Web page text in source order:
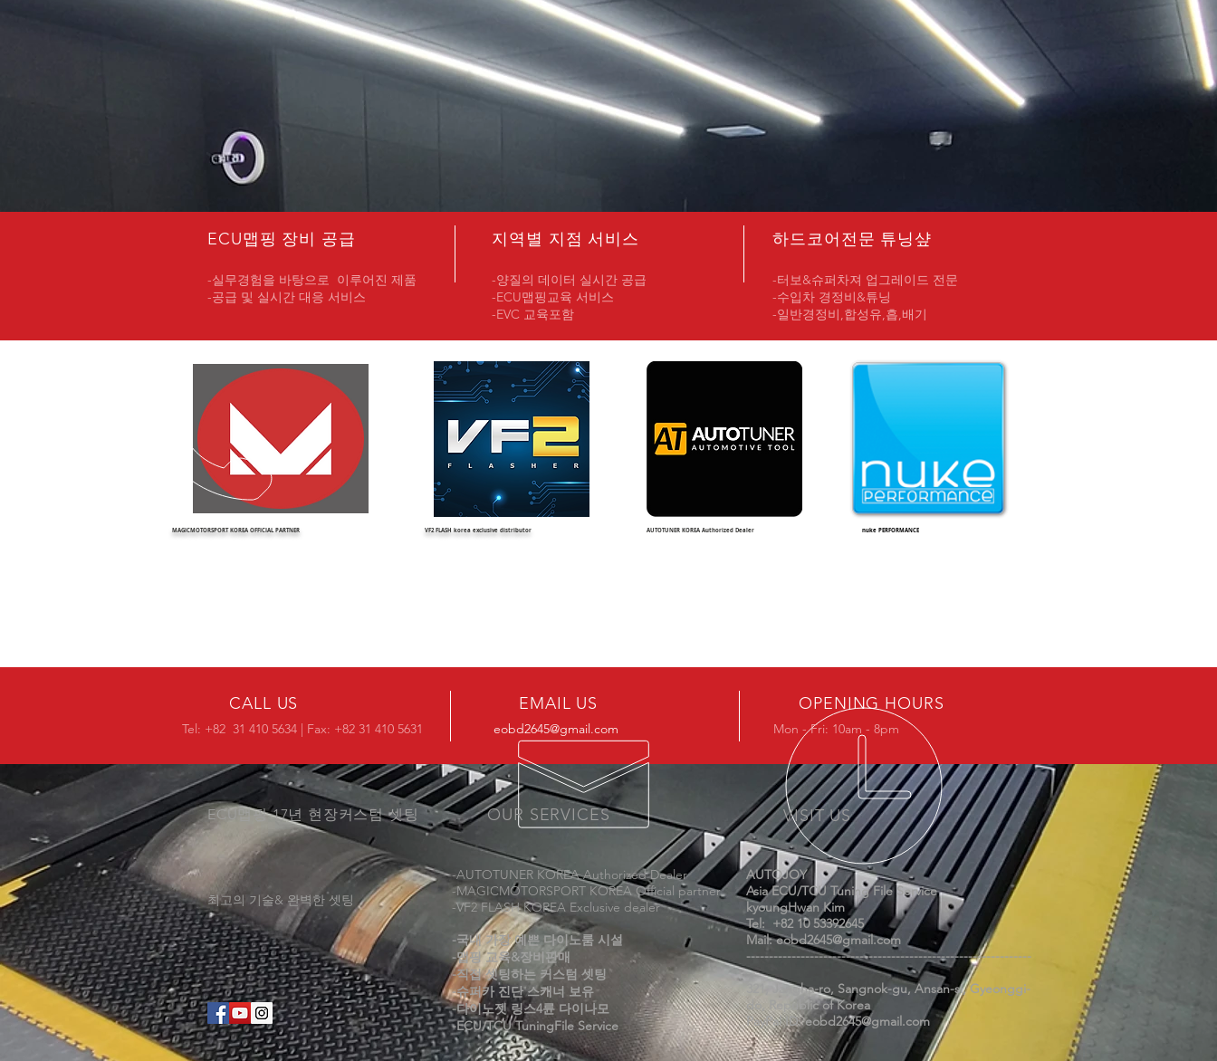
ECU맵핑 장비 공급
​-실무경험을 바탕으로 이루어진 제품
-공급 및 실시간 대응 서비스
​지역별 지점 서비스
-양질의 데이터 실시간 공급
-ECU맵핑교육 서비스
-EVC 교육포함
​하드코어전문 튜닝샾
-터보&슈퍼차져 업그레이드 전문
-수입차 경정비&튜닝
​-일반경정비,합성유,흡,배기
MAGICMOTORSPORT KOREA OFFICIAL PARTNER VF2 FLASH korea exclusive distributor AUTOTUNER KOREA Authorized Dealer nuke PERFORMANCE
CALL US
Tel: +82 31 410 5634 | Fax: +82 31 410 5631
EMAIL US
eobd2645@gmail.com
OPENING HOURS
Mon - Fri: 10am - 8pm
ECU맵핑 17년 현장커스텀 셋팅
최고의 기술& 완벽한 셋팅
OUR SERVICES
-AUTOTUNER KOREA Authorized Dealer
-MAGICMOTORSPORT KOREA Official partner
-VF2 FLASH KOREA Exclusive dealer
-국내 가장 예쁜 다이노룸 시설
-맵핑 교육&장비판매
-직접 셋팅하는 커스텀 셋팅
-슈퍼카 진단 스캐너 보유
-다이노젯 링스4륜 다이나모
-ECU/TCU TuningFile Service
VISIT US
AUTOJOY
Asia ECU/TCU Tuning File Service
kyoungHwan Kim
Tel: +82 10 53392645
Mail:eobd2645@gmail.com
---------------------------------------------------------------
--
321, Jangha-ro, Sangnok-gu, Ansan-si, Gyeonggi-
do, Republic of Korea
​​PayPal ID:eobd2645@gmail.com